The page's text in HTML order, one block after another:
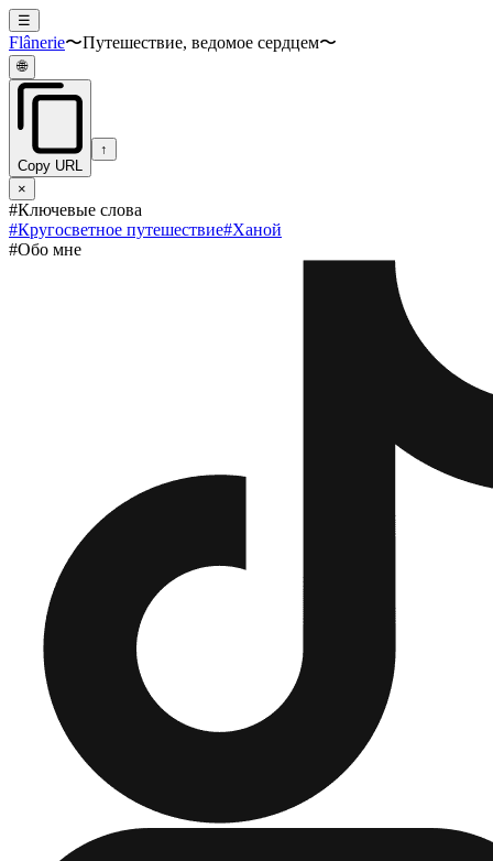
☰
Flânerie〜Путешествие, ведомое сердцем〜
🌐
Copy URL
↑
×
#Ключевые слова
#Кругосветное путешествие#Ханой
#Обо мне